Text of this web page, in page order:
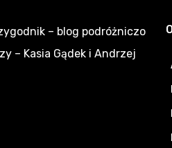
– blog podróżniczo
– Kasia Gądek i Andrzej